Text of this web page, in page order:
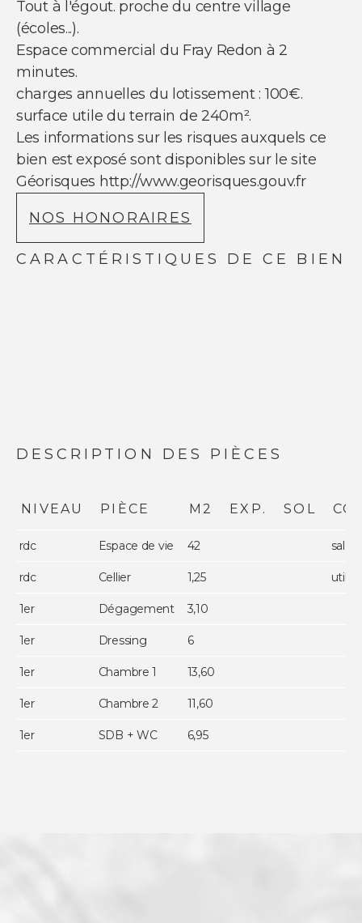
Tout à l'égout. proche du centre village
(écoles...).
Espace commercial du Fray Redon à 2
minutes.
charges annuelles du lotissement : 100€.
surface utile du terrain de 240m².
Les informations sur les risques auxquels ce
bien est exposé sont disponibles sur le site
Géorisques http://www.georisques.gouv.fr
NOS HONORAIRES
CARACTÉRISTIQUES DE CE BIEN
DESCRIPTION DES PIÈCES
NIVEAU PIÈCE M2 EXP. SOL
rdc Espace de vie 42
rdc Cellier 1,25 utile
1er Dégagement 3,10
1er Dressing 6
1er Chambre 1 13,60
1er Chambre 2 11,60
1er SDB + WC 6,95
© Copyright 2021 Ci-immo - Tous droits